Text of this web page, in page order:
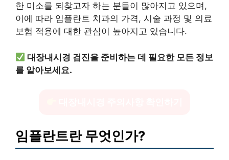
한 미소를 되찾고자 하는 분들이 많아지고 있으며,
이에 따라 임플란트 치과의 가격, 시술 과정 및 의료
보험 적용에 대한 관심이 높아지고 있습니다.
대장내시경 검진을 준비하는 데 필요한 모든 정보
를 알아보세요.
임플란트란 무엇인가?